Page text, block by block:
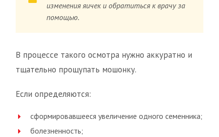
изменения яичек и обратиться к врачу за
помощью.
В процессе такого осмотра нужно аккуратно и
тщательно прощупать мошонку.
Если определяются:
сформировавшееся увеличение одного семенника;
болезненность;